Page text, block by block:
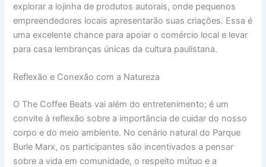
explorar a lojinha de produtos autorais, onde pequenos
empreendedores locais apresentarão suas criações. Essa é
uma excelente chance para apoiar o comércio local e levar
para casa lembranças únicas da cultura paulistana.
Reflexão e Conexão com a Natureza
O The Coffee Beats vai além do entretenimento; é um
convite à reflexão sobre a importância de cuidar do nosso
corpo e do meio ambiente. No cenário natural do Parque
Burle Marx, os participantes são incentivados a pensar
sobre a vida em comunidade, o respeito mútuo e a